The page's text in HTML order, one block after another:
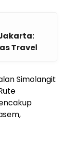
Travel
Simolangit